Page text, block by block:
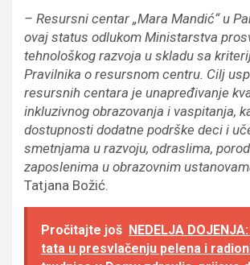
– Resursni centar „Mara Mandić“ u
ovaj status odlukom Ministarstva
tehnološkog razvoja u skladu sa
Pravilnika o resursnom centru. Cilj
resursnih centara je unapređivanje
inkluzivnog obrazovanja i vaspitanja,
dostupnosti dodatne podrške deci i
smetnjama u razvoju, odraslima,
zaposlenima u obrazovnim
Tatjana Božić.
Pročitajte još NEDELJA
tata u presvlačenju pelena i